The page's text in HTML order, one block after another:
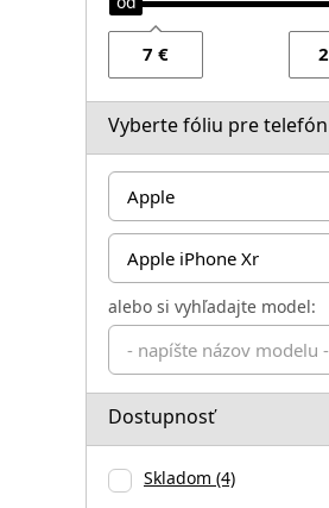
Vyberte fóliu pre telefón
Apple
Apple iPhone Xr
alebo si vyhľadajte model:
- napíšte názov modelu -
Dostupnosť
Skladom (4)